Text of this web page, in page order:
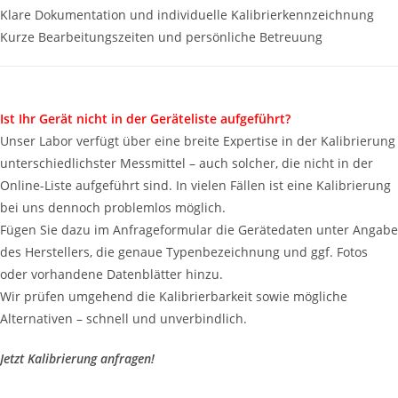
Klare Dokumentation und individuelle Kalibrierkennzeichnung
Kurze Bearbeitungszeiten und persönliche Betreuung
Ist Ihr Gerät nicht in der Geräteliste aufgeführt?
Unser Labor verfügt über eine breite Expertise in der Kalibrierung
unterschiedlichster Messmittel – auch solcher, die nicht in der
Online-Liste aufgeführt sind. In vielen Fällen ist eine Kalibrierung
bei uns dennoch problemlos möglich.
Fügen Sie dazu im Anfrageformular die Gerätedaten unter Angabe
des Herstellers, die genaue Typenbezeichnung und ggf. Fotos
oder vorhandene Datenblätter hinzu.
Wir prüfen umgehend die Kalibrierbarkeit sowie mögliche
Alternativen – schnell und unverbindlich.
Jetzt Kalibrierung anfragen!